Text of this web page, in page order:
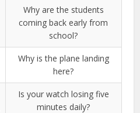
Why are the students
coming back early from
school?
Why is the plane landing
here?
Is your watch losing five
minutes daily?